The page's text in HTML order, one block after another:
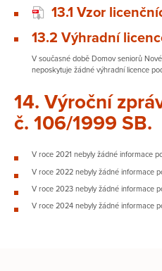
13.1 Vzor
13.2 Výhradní
V současné době Domov seniorů
neposkytuje žádné výhradní licence
14. Výroční
č. 106/1999 SB.
V roce 2021 nebyly žádné informace
V roce 2022 nebyly žádné informace
V roce 2023 nebyly žádné informace
V roce 2024 nebyly žádné informace